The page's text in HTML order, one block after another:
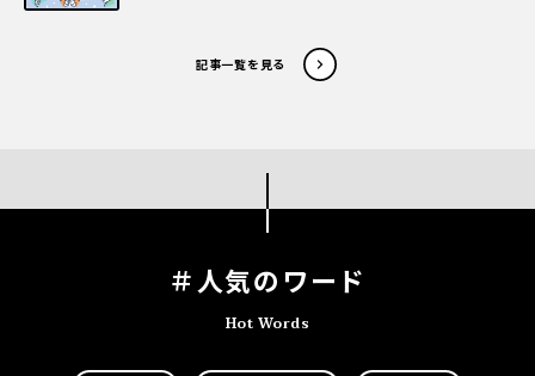
記事一覧を見る
＃人気のワード
Hot Words